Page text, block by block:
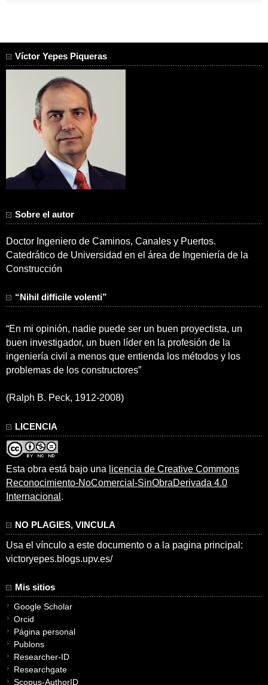
Víctor Yepes Piqueras
Sobre el autor
Doctor Ingeniero de Caminos, Canales y Puertos.
Catedrático de Universidad en el área de Ingeniería de la
Construcción
“Nihil difficile volenti”
“En mi opinión, nadie puede ser un buen proyectista, un
buen investigador, un buen líder en la profesión de la
ingeniería civil a menos que entienda los métodos y los
problemas de los constructores”
(Ralph B. Peck, 1912-2008)
LICENCIA
Esta obra está bajo una licencia de Creative Commons
Reconocimiento-NoComercial-SinObraDerivada 4.0
Internacional .
NO PLAGIES, VINCULA
Usa el vínculo a este documento o a la pagina principal:
victoryepes.blogs.upv.es/
Mis sitios
Google Scholar
Orcid
Página personal
Publons
Researcher-ID
Researchgate
Scopus-AuthorID